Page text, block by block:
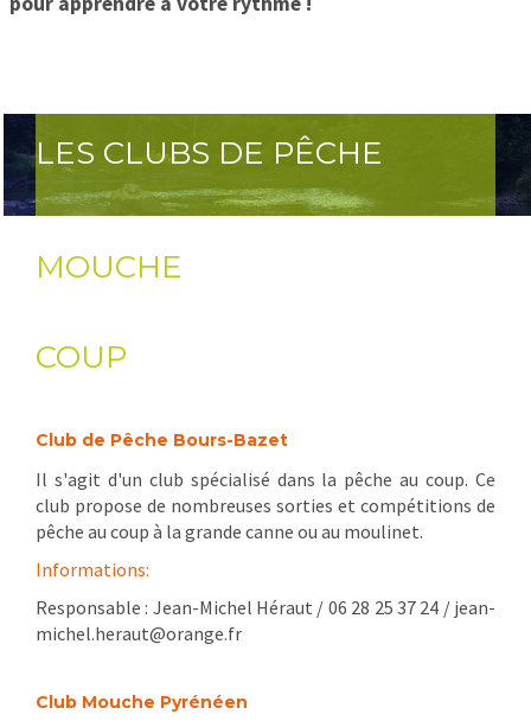
LES CLUBS DE PÊCHE
MOUCHE
COUP
Club de Pêche Bours-Bazet
Il s'agit d'un club spécialisé dans la pêche au coup. Ce
club propose de nombreuses sorties et compétitions de
pêche au coup à la grande canne ou au moulinet.
Informations:
Responsable : Jean-Michel Héraut / 06 28 25 37 24 / jean-
michel.heraut@orange.fr
Club Mouche Pyrénéen